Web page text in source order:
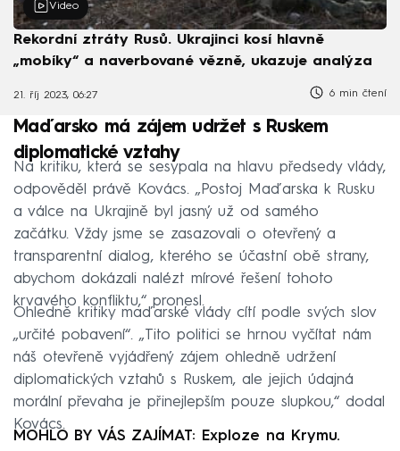
Video
Rekordní ztráty Rusů. Ukrajinci kosí hlavně
„mobíky“ a naverbované vězně, ukazuje analýza
21. říj 2023, 06:27 6 min čtení
Maďarsko má zájem udržet s Ruskem
diplomatické vztahy
Na kritiku, která se sesypala na hlavu předsedy vlády,
odpověděl právě Kovács. „Postoj Maďarska k Rusku
a válce na Ukrajině byl jasný už od samého
začátku. Vždy jsme se zasazovali o otevřený a
transparentní dialog, kterého se účastní obě strany,
abychom dokázali nalézt mírové řešení tohoto
krvavého konfliktu,“ pronesl.
Ohledně kritiky maďarské vlády cítí podle svých slov
„určité pobavení“. „Tito politici se hrnou vyčítat nám
náš otevřeně vyjádřený zájem ohledně udržení
diplomatických vztahů s Ruskem, ale jejich údajná
morální převaha je přinejlepším pouze slupkou,“ dodal
Kovács.
MOHLO BY VÁS ZAJÍMAT: Exploze na Krymu.